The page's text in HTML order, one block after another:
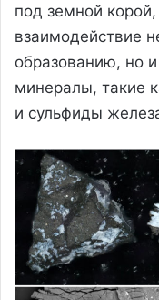
под земной
взаимодействие
образованию, но
минералы, такие
и сульфиды